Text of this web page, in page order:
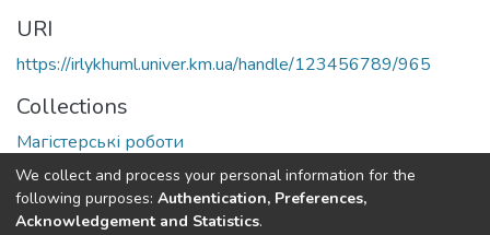
URI
https://irlykhuml.univer.km.ua/handle/123456789/965
Collections
Магістерські роботи
Full item page
We collect and process your personal information for the
following purposes: Authentication, Preferences,
Acknowledgement and Statistics.